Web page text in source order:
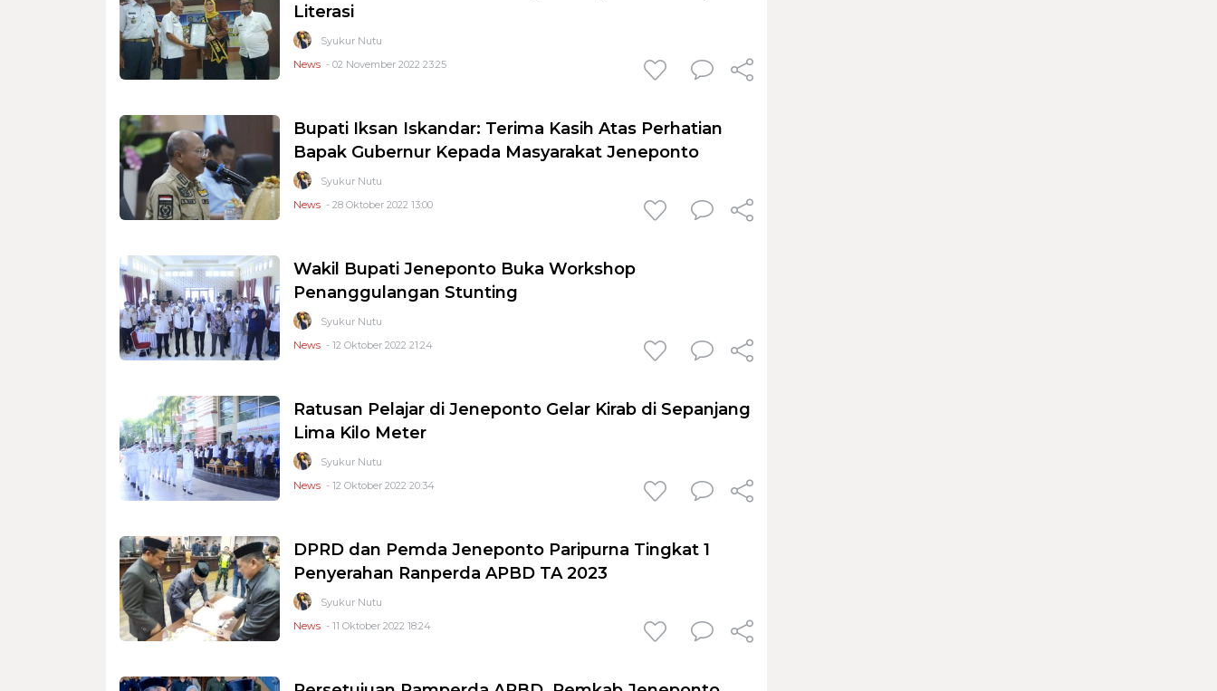
Literasi
Syukur Nutu
News - 02 November 2022 23:25
Bupati Iksan Iskandar: Terima Kasih Atas Perhatian
Bapak Gubernur Kepada Masyarakat Jeneponto
Syukur Nutu
News - 28 Oktober 2022 13:00
Wakil Bupati Jeneponto Buka Workshop
Penanggulangan Stunting
Syukur Nutu
News - 12 Oktober 2022 21:24
Ratusan Pelajar di Jeneponto Gelar Kirab di Sepanjang
Lima Kilo Meter
Syukur Nutu
News - 12 Oktober 2022 20:34
DPRD dan Pemda Jeneponto Paripurna Tingkat 1
Penyerahan Ranperda APBD TA 2023
Syukur Nutu
News - 11 Oktober 2022 18:24